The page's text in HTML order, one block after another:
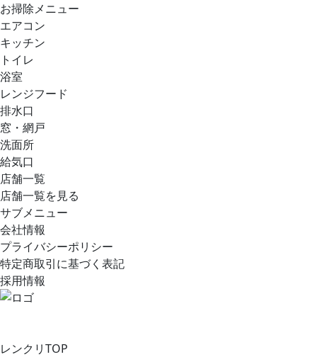
お掃除メニュー
エアコン
キッチン
トイレ
浴室
レンジフード
排水口
窓・網戸
洗面所
給気口
店舗一覧
店舗一覧を見る
サブメニュー
会社情報
プライバシーポリシー
特定商取引に基づく表記
採用情報
レンクリTOP